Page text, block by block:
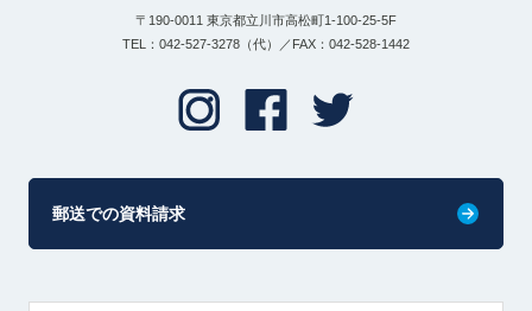
〒190-0011 東京都立川市高松町1-100-25-5F
TEL：042-527-3278（代）／FAX：042-528-1442
郵送での資料請求